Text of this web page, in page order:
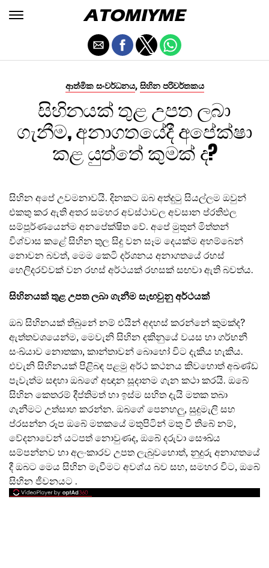
ආත්මික සංවර්ධනය, සිහින පරිවර්තකය
සිහිනයක් තුළ උපත ලබා
ගැනීම, අනාගතයේදී අපේක්ෂා
කළ යුත්තේ කුමක් ද?
සිහින අපේ උවමනාවයි. දිනකට ඔබ අත්දුටු සියල්ලම ඔවුන්
එකතු කර ඇති අතර සමහර අවස්ථාවල අවසාන ප්රතිඵල
සම්පූර්ණයෙන්ම අනපේක්ෂිත වේ. අපේ මුතුන් මිත්තන්
විශ්වාස කළේ සිහින තුල සිදු වන සෑම දෙයක්ම අහම්බෙන්
නොවන බවත්, මෙම කෙටි දර්ශනය අනාගතයේ රහස්
හෙලිදරව්වක් වන රහස් අර්ථයක් රහසක් සඟවා ඇති බවත්ය.
සිහිනයක් තුළ උපත ලබා ගැනීම සැඟවුනු අර්ථයක්
ඔබ සිහිනයක් තිබුනේ නම් එයින් අදහස් කරන්නේ කුමක්ද?
ඇත්තවශයෙන්ම, මෙවැනි සිහින දකිනුයේ වයස හා ගර්භනී
සංඛ්යාව නොතකා, කාන්තාවන් බොහෝ විට දැකිය හැකිය.
එවැනි සිහිනයක් පිළිබඳ පළමු අර්ථ කථනය කිවහොත් අඛණ්ඩ
පැවැත්ම සඳහා ඔබගේ අඥාන සූදානම ගැන කථා කරයි. ඔබේ
සිහින කෙතරම් දීප්තිමත් හා ඉස්ම සහිත දැයි මතක තබා
ගැනීමට උත්සාහ කරන්න. ඔබගේ පෙනහලු, සුදුමැලි සහ
ප්රසන්න රූප ඔබේ මතකයේ මතුපිටින් මතු වී තිබේ නම්,
වේදනාවෙන් යටපත් නොවුණද, ඔබේ දරුවා සෞඛ්ය
සම්පන්නව හා අලංකාරව උපත ලැබුවහොත්, නුදුරු අනාගතයේ
දී ඔබට මෙය සිහින මැවීමට අවශ්ය බව සහ, සමහර විට, ඔබේ
සිහින ජීවනයට .